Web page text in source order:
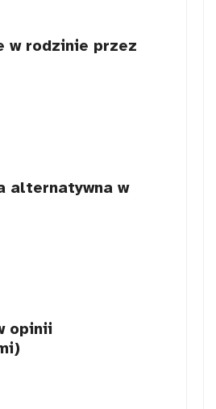
w rodzinie przez
alternatywna w
opinii